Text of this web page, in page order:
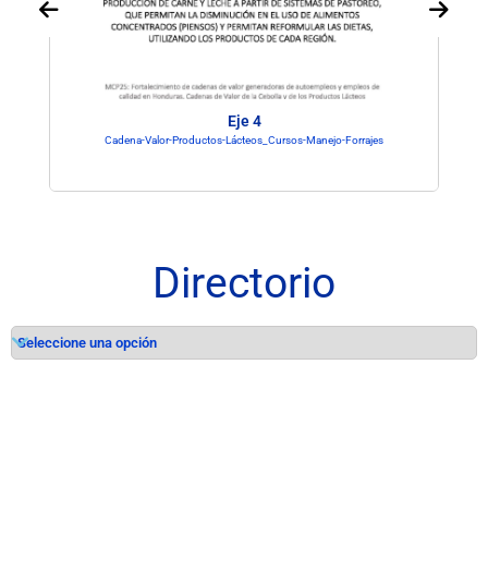
Eje 4
Cadena-Valor-Productos-Lácteos_Cursos-Manejo-Forrajes
Directorio